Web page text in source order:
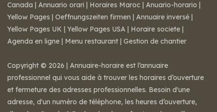
Canada | Annuario orari | Horaires Maroc | Anuario-horario |
Yellow Pages | Oeffnungszeiten firmen | Annuaire inversé |
Yellow Pages UK | Yellow Pages USA | Horaire societe |
Agenda en ligne | Menu restaurant | Gestion de chantier
Copyright © 2026 | Annuaire-horaire est l’annuaire
professionnel qui vous aide à trouver les horaires d’ouverture
et fermeture des adresses professionnelles. Besoin d'une
adresse, d'un numéro de téléphone, les heures d’ouverture,